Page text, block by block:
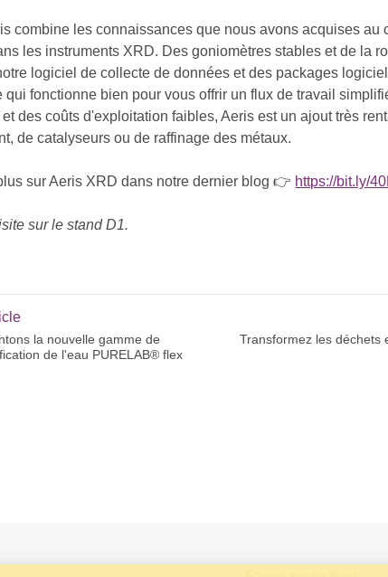
combine les connaissances que nous avons acquises au
les instruments XRD. Des goniomètres stables et de la
logiciel de collecte de données et des packages
qui fonctionne bien pour vous offrir un flux de travail
des coûts d'exploitation faibles, Aeris est un ajout très
de catalyseurs ou de raffinage des métaux.
sur Aeris XRD dans notre dernier blog 👉 https://bit.ly/
sur le stand D1.
la nouvelle gamme de
de l'eau PURELAB® flex
Transformez les déchets